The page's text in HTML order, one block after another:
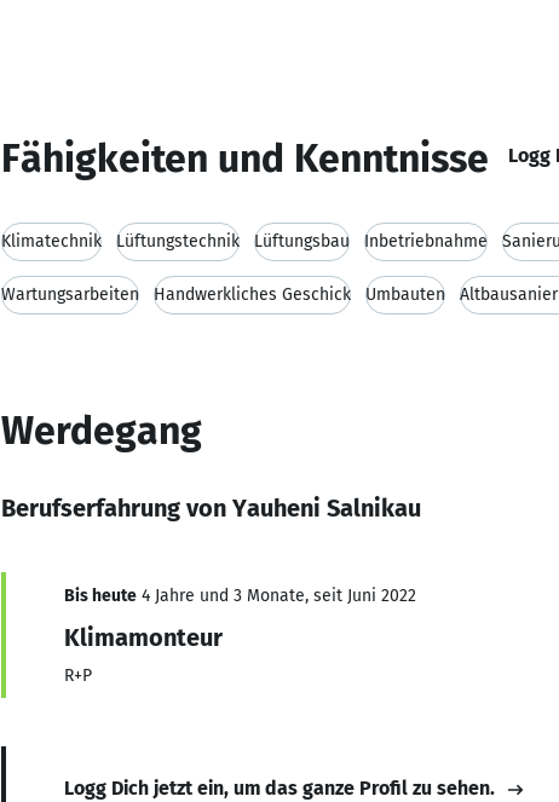
Fähigkeiten und Kenntnisse Logg
Klimatechnik Lüftungstechnik Lüftungsbau Inbetriebnahme
Wartungsarbeiten Handwerkliches Geschick Umbauten
Werdegang
Berufserfahrung von Yauheni Salnikau
Bis heute 4 Jahre und 3 Monate, seit Juni 2022
Klimamonteur
R+P
Logg Dich jetzt ein, um das ganze Profil zu sehen.